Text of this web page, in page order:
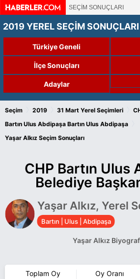
SEÇİM SONUÇLARI
2019 YEREL SEÇİM SONUÇLARI
Türkiye Geneli
İlçe Sonuçları
Adaylar
Seçim 2019 31 Mart Yerel Seçimleri
Bartın Ulus Abdipaşa Bartın Ulus Abdipaşa
Yaşar Alkız Seçim Sonuçları
CHP Bartın Ulus
Belediye
Yaşar Alkız, Yerel
Bartın | Ulus | Abdipaşa
Yaşar Alkız
Toplam Oy Oy Oranı